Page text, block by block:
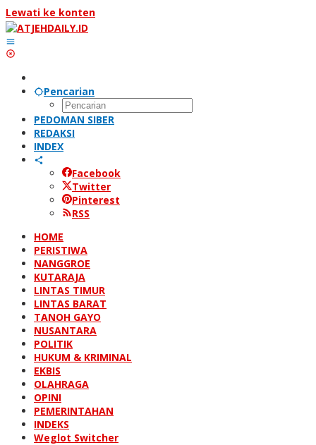
Lewati ke konten
Pencarian
PEDOMAN SIBER
REDAKSI
INDEX
Facebook
Twitter
Pinterest
RSS
HOME
PERISTIWA
NANGGROE
KUTARAJA
LINTAS TIMUR
LINTAS BARAT
TANOH GAYO
NUSANTARA
POLITIK
HUKUM & KRIMINAL
EKBIS
OLAHRAGA
OPINI
PEMERINTAHAN
INDEKS
Weglot Switcher